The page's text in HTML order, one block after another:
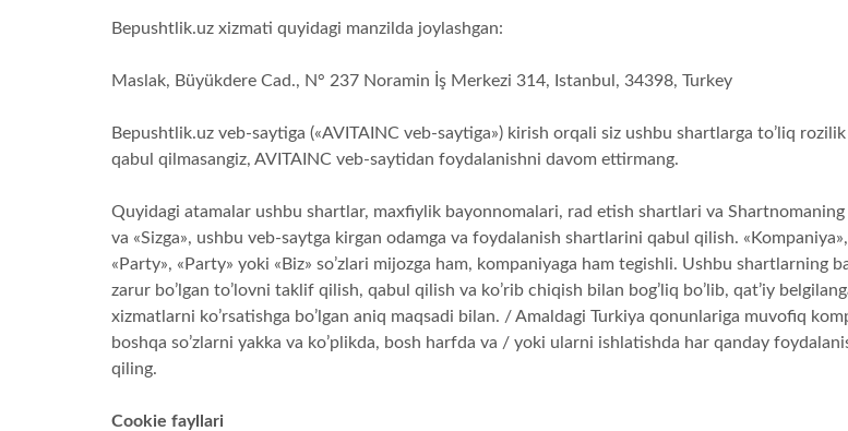
Bepushtlik.uz xizmati quyidagi manzilda joylashgan:
Maslak, Büyükdere Cad., N° 237 Noramin İş Merkezi 314, Istanbul, 34398, Turkey
Bepushtlik.uz veb-saytiga («AVITAINC veb-saytiga») kirish orqali siz ushbu shartlarga to’liq
qabul qilmasangiz, AVITAINC veb-saytidan foydalanishni davom ettirmang.
Quyidagi atamalar ushbu shartlar, maxfiylik bayonnomalari, rad etish shartlari va
va «Sizga», ushbu veb-saytga kirgan odamga va foydalanish shartlarini qabul qilish.
«Party», «Party» yoki «Biz» so’zlari mijozga ham, kompaniyaga ham tegishli. Ushbu shartlarning
zarur bo’lgan to’lovni taklif qilish, qabul qilish va ko’rib chiqish bilan bog’liq bo’lib, qat’iy
xizmatlarni ko’rsatishga bo’lgan aniq maqsadi bilan. / Amaldagi Turkiya qonunlariga muvofiq
boshqa so’zlarni yakka va ko’plikda, bosh harfda va / yoki ularni ishlatishda har qanday
qiling.
Cookie fayllari